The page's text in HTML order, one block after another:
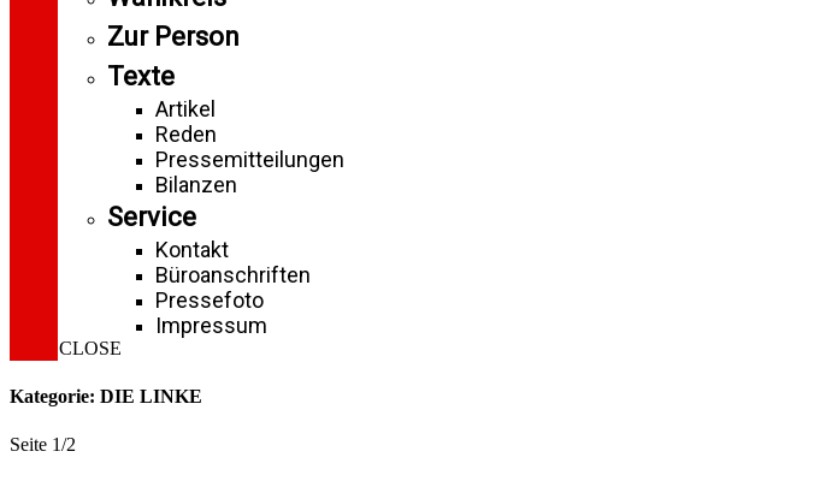
Zur Person
Texte
Artikel
Reden
Pressemitteilungen
Bilanzen
Service
Kontakt
Büroanschriften
Pressefoto
Impressum
CLOSE
Kategorie: DIE LINKE
Seite 1/2